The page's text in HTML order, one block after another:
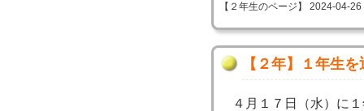
【２年生のページ】 2024-04-
【２年】１年生
４月１７日（水）に１